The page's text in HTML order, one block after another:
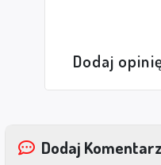
Dodaj
Dodaj Komentarz